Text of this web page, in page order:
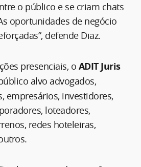
o público e se criam chats
oportunidades de negócio
defende Diaz.
presenciais, o ADIT Juris
alvo advogados,
empresários, investidores,
loteadores,
redes hoteleiras,